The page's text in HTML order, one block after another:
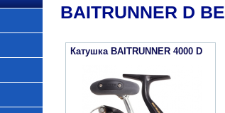
BAITRUNNER D
Катушка BAITRUNNER 4000 D